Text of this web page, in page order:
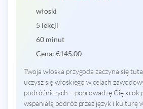
włoski
5 lekcji
60 minut
Cena: €145.00
Twoja włoska przygoda zaczyna się
uczysz się włoskiego w celach
podróżniczych – poprowadzę Cię krok
wspaniałą podróż przez język i kulturę